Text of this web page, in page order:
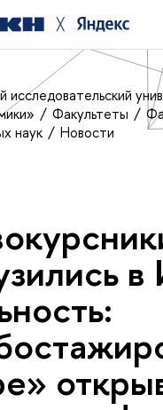
╳
исследовательский
Факультеты
наук
Новости